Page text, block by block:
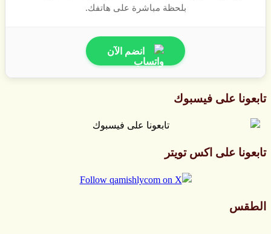
بلحظة مباشرة على هاتفك.
انضم الآن
تابعونا على فيسبوك
تابعونا على اكس تويتر
الطقس